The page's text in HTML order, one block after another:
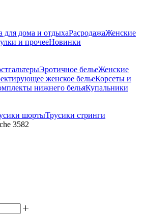
для дома и отдыхаРасродажаЖенские
и прочееНовинки
Эротичное бельеЖенские
женское бельеКорсеты и
нижнего бельяКупальники
шортыТрусики стринги
3582